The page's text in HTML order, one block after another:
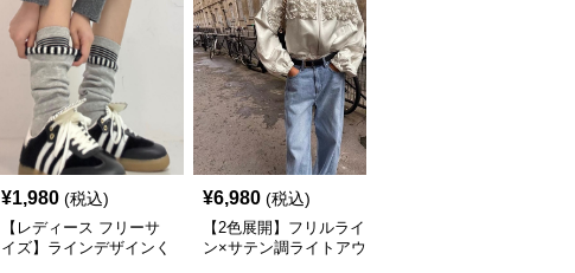
¥1,980 (税込)
【レディース フリーサ
イズ】ラインデザインく
¥6,980 (税込)
【2色展開】フリルライ
ン×サテン調ライトアウ